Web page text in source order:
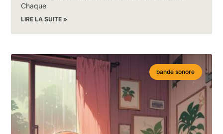
Chaque
LIRE LA SUITE »
bande sonore